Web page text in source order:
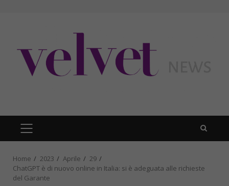
PRIMARY
MENU
Home 2023 Aprile
29
ChatGPT è di nuovo online in Italia: si è adeguata alle richieste
del Garante